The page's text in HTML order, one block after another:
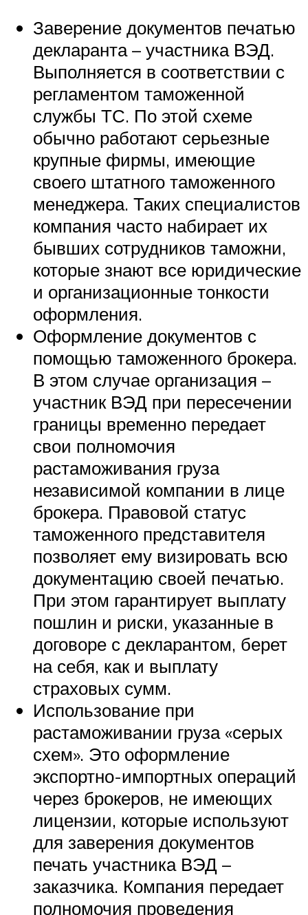
Заверение документов печатью
декларанта – участника ВЭД.
Выполняется в соответствии с
регламентом таможенной
службы ТС. По этой схеме
обычно работают серьезные
крупные фирмы, имеющие
своего штатного таможенного
менеджера. Таких специалистов
компания часто набирает их
бывших сотрудников таможни,
которые знают все юридические
и организационные тонкости
оформления.
Оформление документов с
помощью таможенного брокера.
В этом случае организация –
участник ВЭД при пересечении
границы временно передает
свои полномочия
растаможивания груза
независимой компании в лице
брокера. Правовой статус
таможенного представителя
позволяет ему визировать всю
документацию своей печатью.
При этом гарантирует выплату
пошлин и риски, указанные в
договоре с декларантом, берет
на себя, как и выплату
страховых сумм.
Использование при
растаможивании груза «серых
схем». Это оформление
экспортно-импортных операций
через брокеров, не имеющих
лицензии, которые используют
для заверения документов
печать участника ВЭД –
заказчика. Компания передает
полномочия проведения